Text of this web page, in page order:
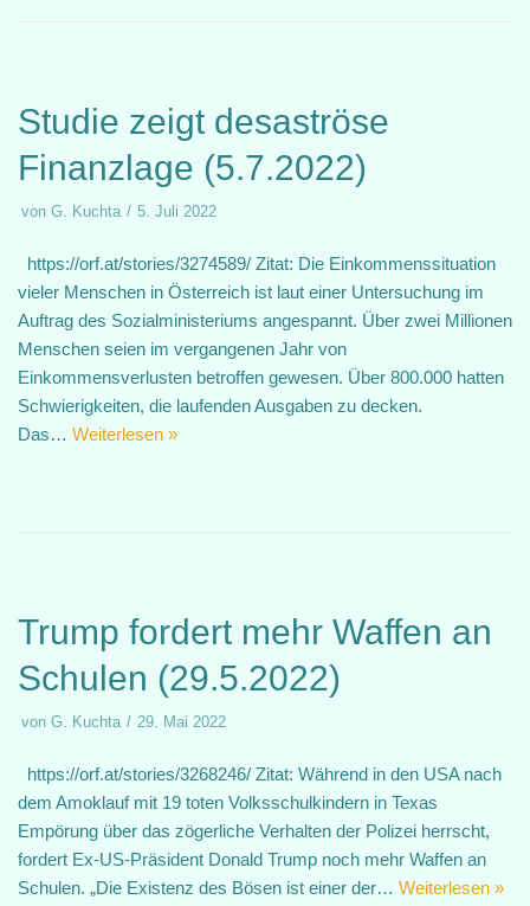
Studie zeigt desaströse
Finanzlage (5.7.2022)
von G. Kuchta 5. Juli 2022
https://orf.at/stories/3274589/ Zitat: Die Einkommenssituation
vieler Menschen in Österreich ist laut einer Untersuchung im
Auftrag des Sozialministeriums angespannt. Über zwei Millionen
Menschen seien im vergangenen Jahr von
Einkommensverlusten betroffen gewesen. Über 800.000 hatten
Schwierigkeiten, die laufenden Ausgaben zu decken.
Das… Weiterlesen »
Trump fordert mehr Waffen an
Schulen (29.5.2022)
von G. Kuchta 29. Mai 2022
https://orf.at/stories/3268246/ Zitat: Während in den USA nach
dem Amoklauf mit 19 toten Volksschulkindern in Texas
Empörung über das zögerliche Verhalten der Polizei herrscht,
fordert Ex-US-Präsident Donald Trump noch mehr Waffen an
Schulen. „Die Existenz des Bösen ist einer der… Weiterlesen »